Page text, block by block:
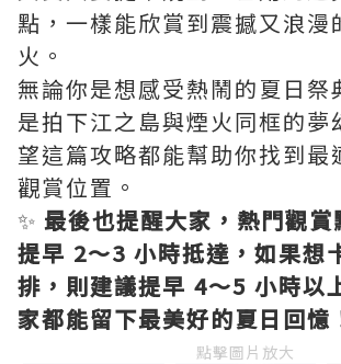
點，一樣能欣賞到震撼又浪漫
火。
無論你是想感受熱鬧的夏日祭
是拍下江之島與煙火同框的夢
望這篇攻略都能幫助你找到最
觀賞位置。
✨ 最後也提醒大家，熱門觀賞
提早 2～3 小時抵達，如果想
排，則建議提早 4～5 小時以
家都能留下最美好的夏日回憶
點擊圖片放大